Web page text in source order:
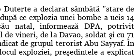
Duterte a declarat sâmbătă "stare de
ce explozia unei bombe a ucis 14
natal, informează DPA, potrivit
vineri, de la Davao, soldat şi cu 71
de grupul terorist Abu Sayyaf. În
exploziei, preşedintele a explicat